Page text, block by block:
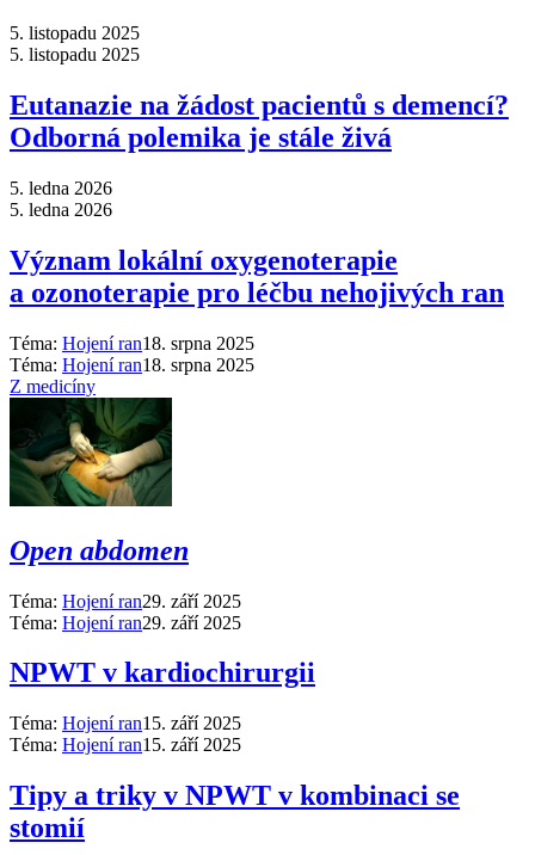
5. listopadu 2025
5. listopadu 2025
Eutanazie na žádost pacientů s demencí?
Odborná polemika je stále živá
5. ledna 2026
5. ledna 2026
Význam lokální oxygenoterapie
a ozonoterapie pro léčbu nehojivých ran
Téma: Hojení ran18. srpna 2025
Téma: Hojení ran18. srpna 2025
Z medicíny
Open abdomen
Téma: Hojení ran29. září 2025
Téma: Hojení ran29. září 2025
NPWT v kardiochirurgii
Téma: Hojení ran15. září 2025
Téma: Hojení ran15. září 2025
Tipy a triky v NPWT v kombinaci se
stomií